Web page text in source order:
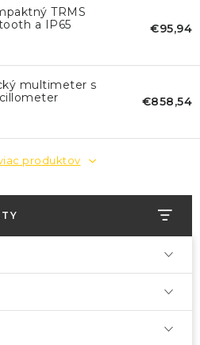
TRMS
a IP65
€95,94
multimeter s
€858,54
produktov